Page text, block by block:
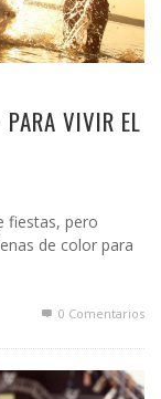
PARA VIVIR EL
fiestas, pero
de color para
0 Comentarios